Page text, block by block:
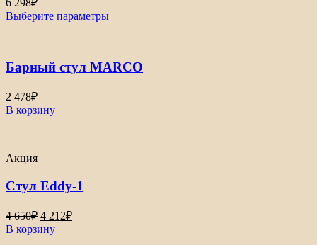
Выберите параметры
Барный стул MARCO
2 478₽
В корзину
Акция
Стул Eddy-1
4 650₽ Первоначальная
цена
составляла
4 212₽Текущая
В корзину